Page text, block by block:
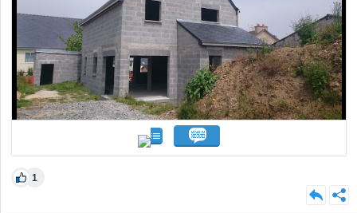
1